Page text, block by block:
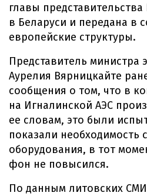
главы
в Беларуси и передана в
европейские структуры.
Представитель министра
Аурелия Вярницкайте
сообщения о том, что в
на Игналинской АЭС
ее словам, это были
показали необходимость
оборудования, в тот
фон не повысился.
По данным литовских